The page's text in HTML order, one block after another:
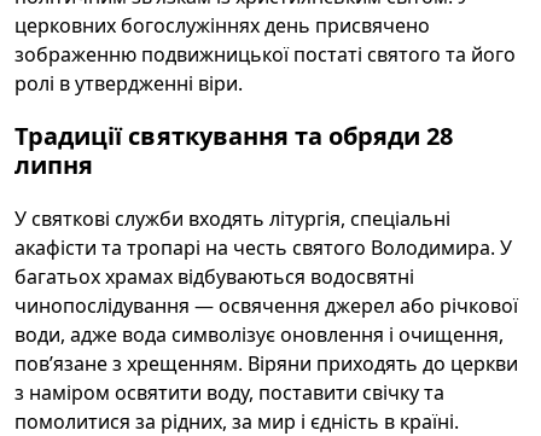
церковних богослужіннях день присвячено
зображенню подвижницької постаті святого та його
ролі в утвердженні віри.
Традиції святкування та обряди 28
липня
У святкові служби входять літургія, спеціальні
акафісти та тропарі на честь святого Володимира. У
багатьох храмах відбуваються водосвятні
чинопослідування — освячення джерел або річкової
води, адже вода символізує оновлення і очищення,
пов’язане з хрещенням. Віряни приходять до церкви
з наміром освятити воду, поставити свічку та
помолитися за рідних, за мир і єдність в країні.